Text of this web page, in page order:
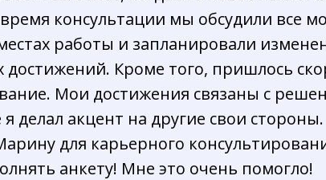
консультации мы обсудили все
работы и запланировали
достижений. Кроме того, пришлось
Мои достижения связаны с
делал акцент на другие свои
для карьерного
анкету! Мне это очень помогло!